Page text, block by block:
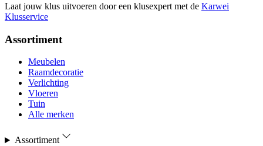
Laat jouw klus uitvoeren door een klusexpert met de Karwei
Klusservice
Assortiment
Meubelen
Raamdecoratie
Verlichting
Vloeren
Tuin
Alle merken
Assortiment